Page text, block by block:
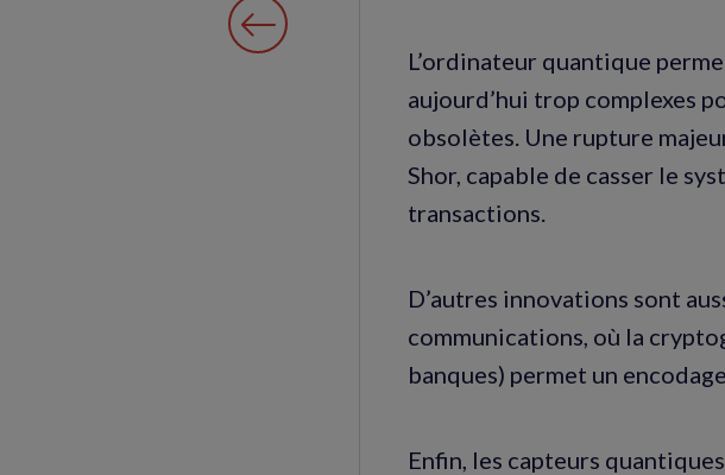
L’ordinateur quantique
aujourd’hui trop complexes
obsolètes. Une rupture
Shor, capable de casser le
transactions.
D’autres innovations sont
communications, où la
banques) permet un
Enfin, les capteurs